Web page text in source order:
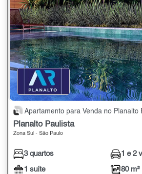
Apartamento para Venda no Planalto
Planalto Paulista
Zona Sul - São Paulo
3 quartos
1 suíte
1 e 2
80 m²